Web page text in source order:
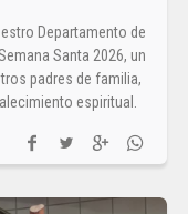
Departamento de
Santa 2026, un
padres de familia,
espiritual.